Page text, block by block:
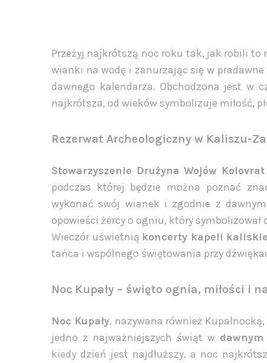
Przeżyj najkrótszą noc roku tak, jak robili to
wianki na wodę i zanurzając się w pradawne
dawnego kalendarza. Obchodzona jest w
najkrótsza, od wieków symbolizuje miłość,
Rezerwat Archeologiczny w Kaliszu-
Stowarzyszenie Drużyna Wojów Kolovrat
podczas której będzie można poznać
wykonać swój wianek i zgodnie z
opowieści żercy o ogniu, który symbolizował
Wieczór uświetnią koncerty kapeli
tańca i wspólnego świętowania przy
Noc Kupały – święto ognia, miłości i
Noc Kupały, nazywana również
jedno z najważniejszych świąt w
kiedy dzień jest najdłuższy, a noc